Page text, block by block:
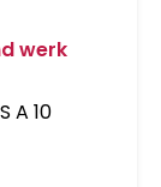
werk
A 10